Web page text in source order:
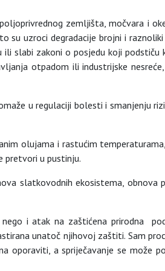
zemljišta, močvara i
su uzroci degradacije brojni i
slabi zakoni o posjedu koji podstiču
otpadom ili industrijske
u regulaciji bolesti i smanjenju
olujama i rastućim
pretvori u pustinju.
slatkovodnih ekosistema, obnova
i atak na zaštićena prirodna
unatoč njihovoj zaštiti. Sam
oporaviti, a spriječavanje se može